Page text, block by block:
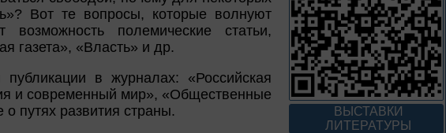
Вот те вопросы, которые волнуют
полемические статьи,
газета», «Власть» и др.
в журналах: «Российская
и современный мир», «Общественные
путях развития страны.
ВЫСТАВКИ
ЛИТЕРАТУРЫ
1 – 31 августа
Фаина Раневская:
искусство быть
собой
К 130-летию Ф. Г. Раневской